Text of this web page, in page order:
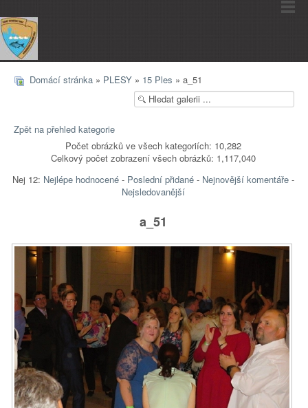
Domácí stránka » PLESY » 15 Ples » a_51
Zpět na přehled kategorie
Počet obrázků ve všech kategoriích: 10,282
Celkový počet zobrazení všech obrázků: 1,117,040
Nej 12: Nejlépe hodnocené- Poslední přidané- Nejnovější komentáře-
Nejsledovanější
a_51